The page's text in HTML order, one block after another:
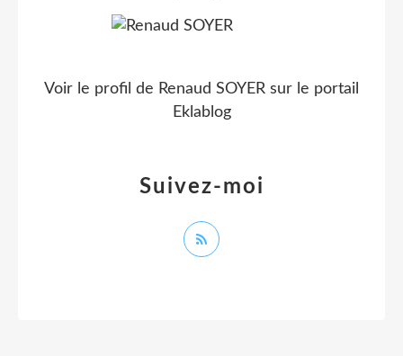
Suivez-moi
Voir le profil de Renaud SOYER sur le portail
Eklablog